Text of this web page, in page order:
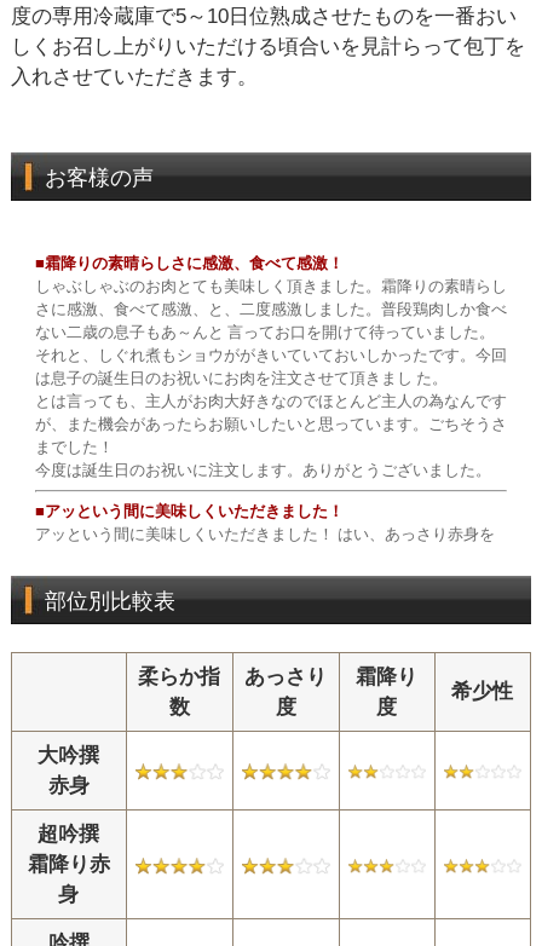
度の専用冷蔵庫で5～10日位熟成させたものを一番おい
しくお召し上がりいただける頃合いを見計らって包丁を
入れさせていただきます。
お客様の声
部位別比較表
柔らか指
数
あっさり
度
霜降り
度
希少性
大吟撰
赤身
超吟撰
霜降り赤
身